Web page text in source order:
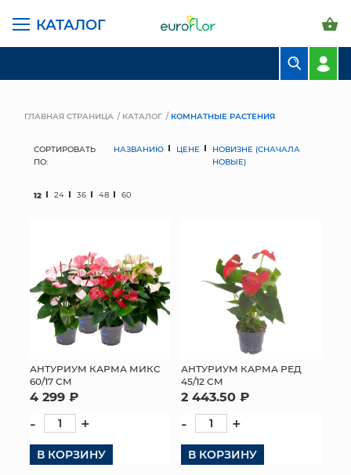
КАТАЛОГ
ГРУНТЫ И УДОБРЕНИЯ
ПРЕДМЕТЫ ИНТЕРЬЕРА
МЯГКИЕ ИГРУШКИ
КОРЗИНЫ
ЯЩИКИ
ГЛАВНАЯ СТРАНИЦА КАТАЛОГ КОМНАТНЫЕ РАСТЕНИЯ
СОРТИРОВАТЬ
ПО:
НАЗВАНИЮ ЦЕНЕ
НОВИЗНЕ (СНАЧАЛА
НОВЫЕ)
12 24 36 48 60
АНТУРИУМ КАРМА МИКС
60/17 СМ
4 299 ₽
- +
В КОРЗИНУ
АНТУРИУМ КАРМА РЕД
45/12 СМ
2 443.50 ₽
- +
В КОРЗИНУ